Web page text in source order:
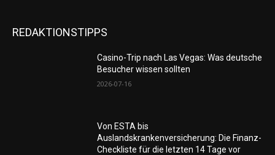
REDAKTIONSTIPPS
Casino-Trip nach Las Vegas: Was deutsche
Besucher wissen sollten
2026-07-16
Von ESTA bis
Auslandskrankenversicherung: Die Finanz-
Checkliste für die letzten 14 Tage vor